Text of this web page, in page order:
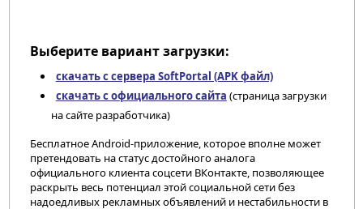
Выберите вариант загрузки:
скачать с сервера SoftPortal (APK файл)
скачать с официального сайта (страница загрузки
на сайте разработчика)
Бесплатное Android-приложение, которое вполне может
претендовать на статус достойного аналога
официального клиента соцсети ВКонтакте, позволяющее
раскрыть весь потенциал этой социальной сети без
надоедливых рекламных объявлений и нестабильности в